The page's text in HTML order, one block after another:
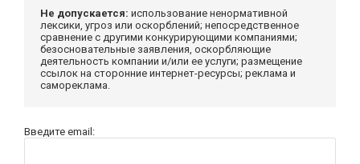
Не допускается: использование ненормативной
лексики, угроз или оскорблений; непосредственное
сравнение с другими конкурирующими компаниями;
безосновательные заявления, оскорбляющие
деятельность компании и/или ее услуги; размещение
ссылок на сторонние интернет-ресурсы; реклама и
самореклама.
Введите email: